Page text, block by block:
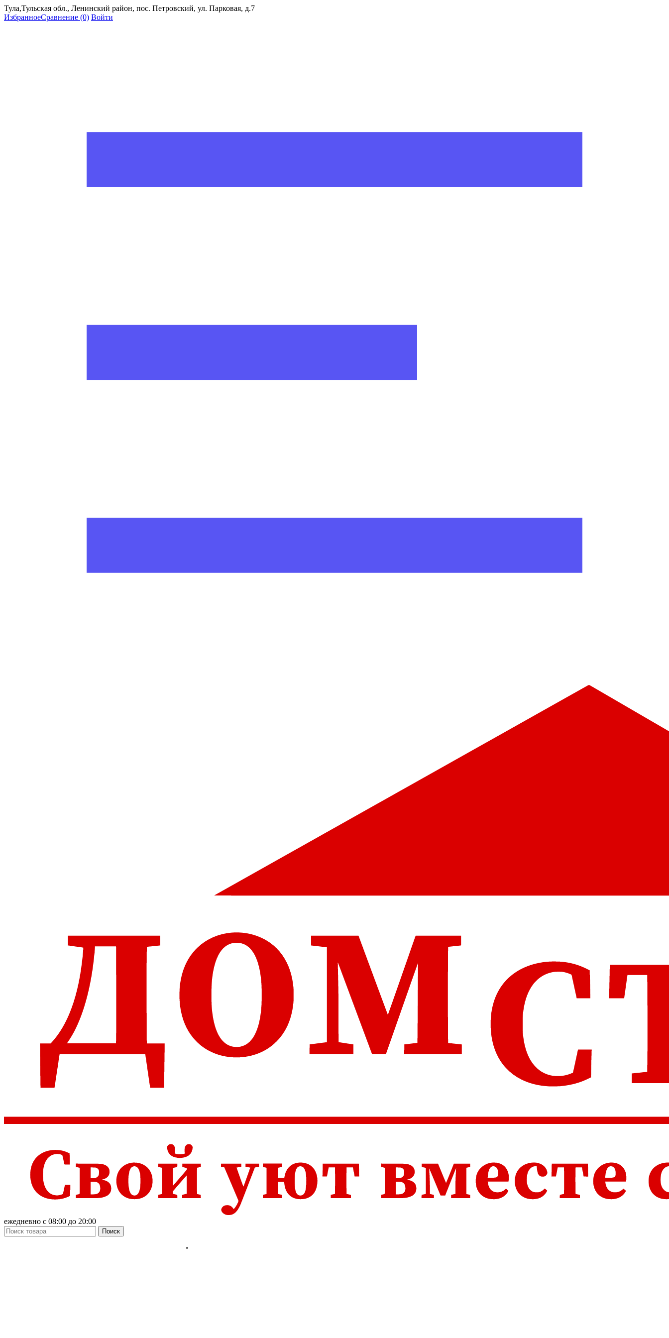
Тула,Тульская обл., Ленинский район, пос. Петровский, ул. Парковая, д.7
ИзбранноеСравнение (0) Войти
ежедневно с 08:00 до 20:00
Поиск